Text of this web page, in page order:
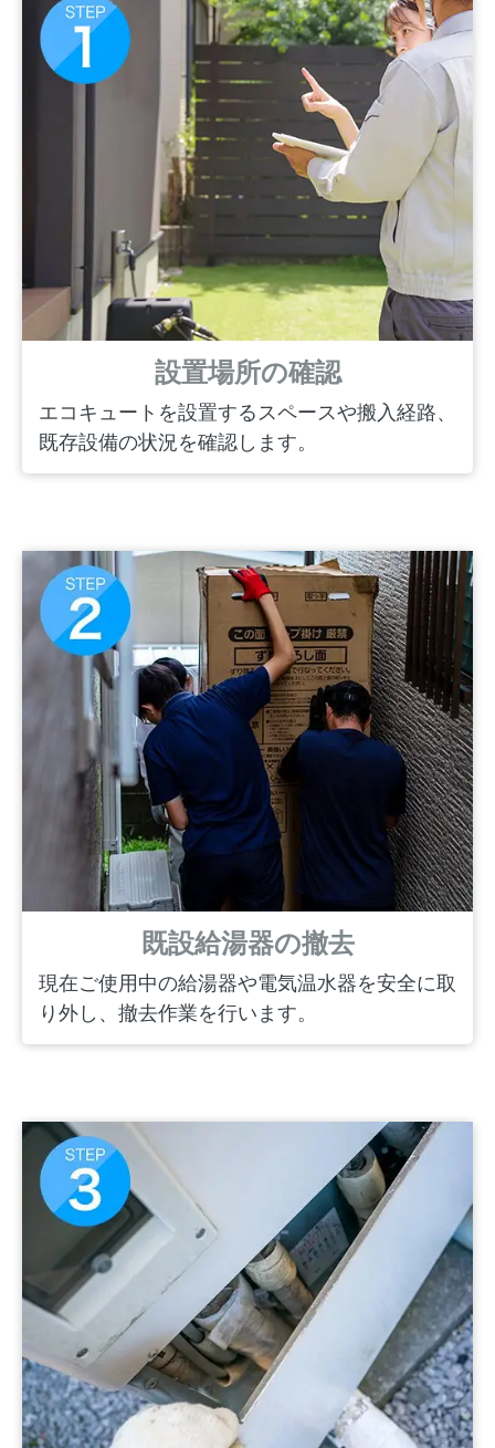
設置場所の確認
エコキュートを設置するスペースや搬入経路、
既存設備の状況を確認します。
既設給湯器の撤去
現在ご使用中の給湯器や電気温水器を安全に取
り外し、撤去作業を行います。